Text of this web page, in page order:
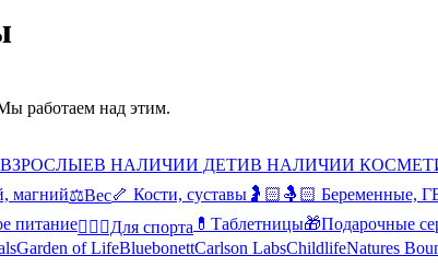
работаем над этим.
В НАЛИЧИИ ДЕТИВ НАЛИЧИИ
магний⚖️Вес🦴 Кости, суставы 🤰🏻🤱🏻 Беременные,
питание🤸🏻‍♀️Для спорта 💊Таблетницы🎁Подарочные
Garden of LifeBluebonettCarlson LabsChildlifeNatures